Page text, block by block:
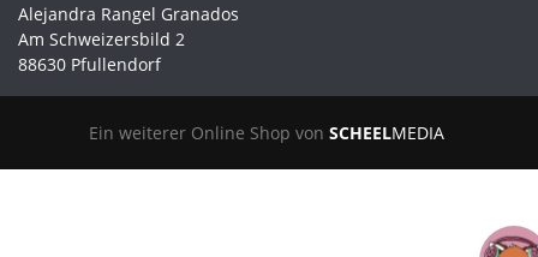
Alejandra Rangel Granados
Am Schweizersbild 2
88630 Pfullendorf
Ein weiterer Online Shop von SCHEELMEDIA